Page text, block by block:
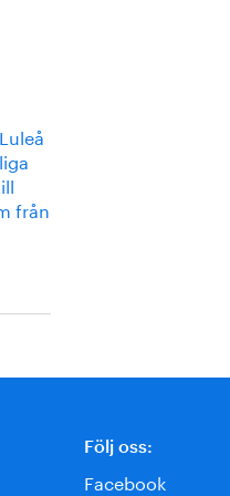
från
Följ oss:
Facebook